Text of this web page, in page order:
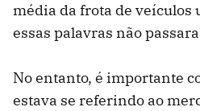
média da frota de veículos
essas palavras não
No entanto, é importante
estava se referindo ao